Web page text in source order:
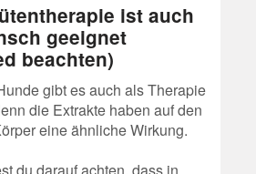
ist auch
geeignet
beachten)
gibt es auch als Therapie
die Extrakte haben auf den
eine ähnliche Wirkung.
du darauf achten, dass in